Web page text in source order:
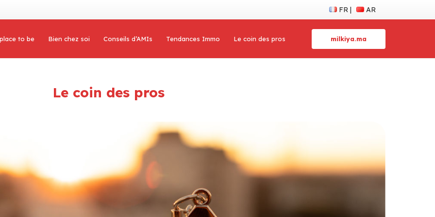
FR AR
to be Bien chez soi Conseils d’AMIs Tendances Immo Le coin des pros milkiya.ma
Le coin des pros